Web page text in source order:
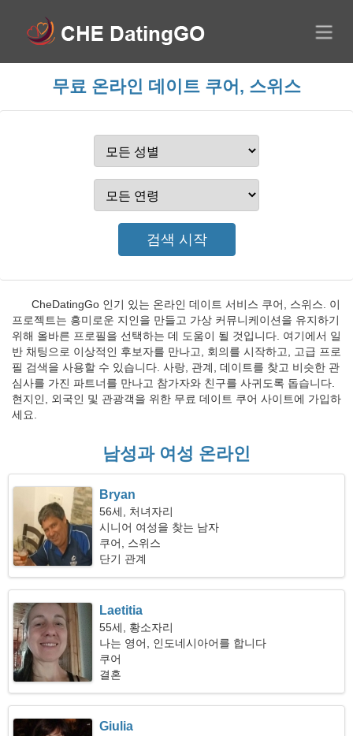
무료 온라인 데이트 쿠어, 스위스
CheDatingGo 인기 있는 온라인 데이트 서비스 쿠어, 스위스. 이
프로젝트는 흥미로운 지인을 만들고 가상 커뮤니케이션을 유지하기
위해 올바른 프로필을 선택하는 데 도움이 될 것입니다. 여기에서 일
반 채팅으로 이상적인 후보자를 만나고, 회의를 시작하고, 고급 프로
필 검색을 사용할 수 있습니다. 사랑, 관계, 데이트를 찾고 비슷한 관
심사를 가진 파트너를 만나고 참가자와 친구를 사귀도록 돕습니다.
현지인, 외국인 및 관광객을 위한 무료 데이트 쿠어 사이트에 가입하
세요.
남성과 여성 온라인
Bryan
56세, 처녀자리
시니어 여성을 찾는 남자
쿠어, 스위스
단기 관계
Laetitia
55세, 황소자리
나는 영어, 인도네시아어를 합니다
쿠어
결혼
Giulia